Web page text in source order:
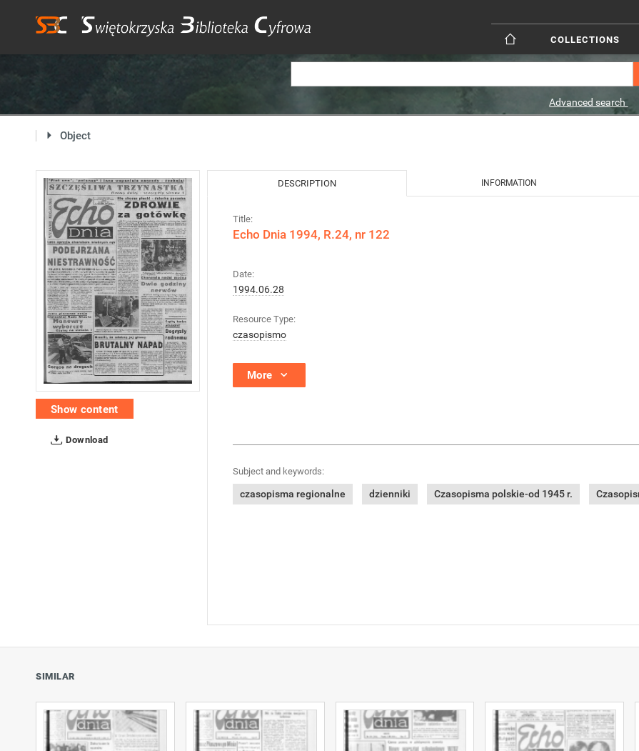
COLLECTIONS
Advanced search
Object
Show content
Download
DESCRIPTION INFORMATION
Title:
Echo Dnia 1994, R.24, nr 122
Date:
1994.06.28
Resource Type:
czasopismo
More
Subject and keywords:
czasopisma regionalne dzienniki Czasopisma polskie-od 1945 r.
SIMILAR